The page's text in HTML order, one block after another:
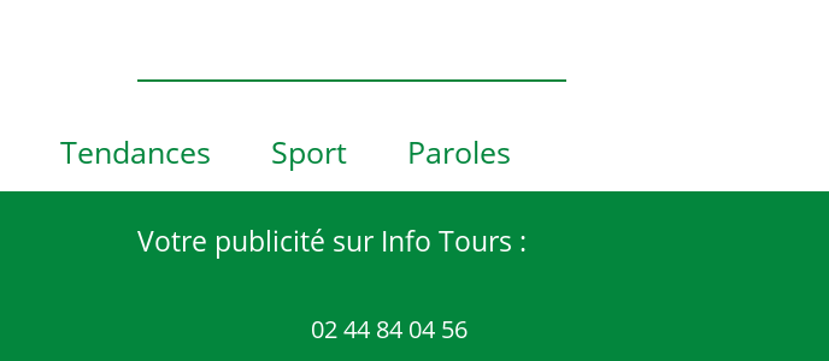
V
i
e
Tendances Sport Paroles
Votre publicité sur Info Tours :
02 44 84 04 56